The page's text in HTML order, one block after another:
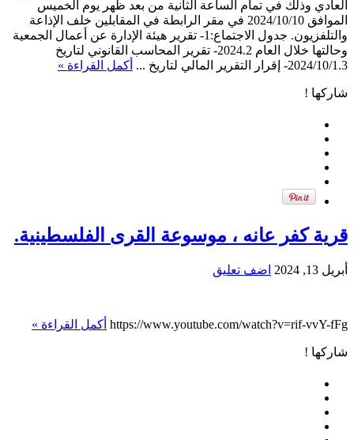
العادي وذلك في تمام الساعة الثانية من بعد ظهر يوم الخميس
الموافق 2024/10/10 في مقر الرابطة في المقابلين خلف الإذاعة
والتلفزيون. جدول الاجتماع:1- تقرير هيئة الإدارة عن أعمال الجمعية
وحالتها خلال العام 2024.2- تقرير المحاسب القانوني لتاريخ
2024/10/1.3- إقرار التقرير المالي لتاريخ ...
أكمل القراءة »
شاركها !
قرية كفر عانه ، موسوعة القرى الفلسطينية.
أبريل 13, 2024 اضف تعليق
https://www.youtube.com/watch?v=rif-vvY-fFg أكمل القراءة »
شاركها !